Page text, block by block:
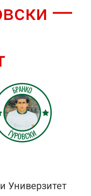
—
Универзитет